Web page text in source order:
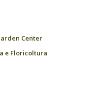
Center
e Floricoltura